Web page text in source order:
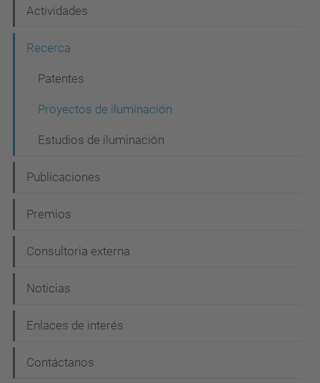
g
n
Actividades
Recerca
Patentes
Proyectos de iluminación
Estudios de iluminación
Publicaciones
Premios
Consultoria externa
Noticias
Enlaces de interés
Contáctanos